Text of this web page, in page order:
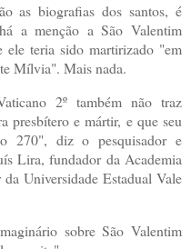
as biografias dos santos, é
a menção a São Valentim
ele teria sido martirizado "em
Mílvia". Mais nada.
2º também não traz
presbítero e mártir, e que seu
270", diz o pesquisador e
Lira, fundador da Academia
Universidade Estadual Vale
sobre São Valentim